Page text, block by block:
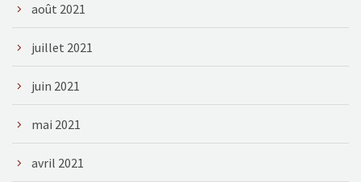
août 2021
juillet 2021
juin 2021
mai 2021
avril 2021